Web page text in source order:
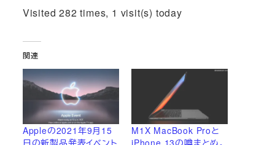
Visited 282 times, 1 visit(s) today
関連
Appleの2021年9月15
M1X MacBook Proと